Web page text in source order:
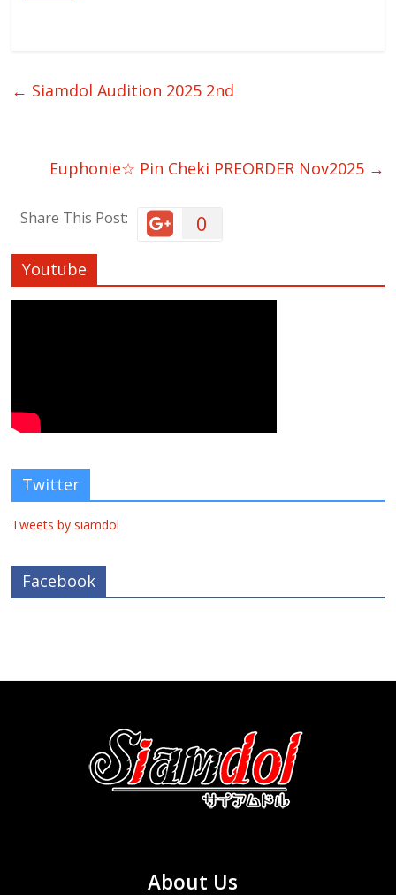
← Siamdol Audition 2025 2nd
Euphonie☆ Pin Cheki PREORDER Nov2025 →
Share This Post: 0
Youtube
Twitter
Tweets by siamdol
Facebook
About Us